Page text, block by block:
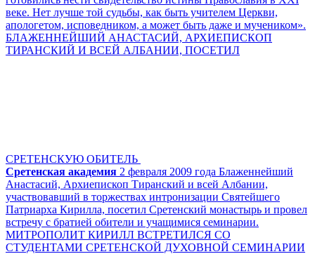
веке. Нет лучше той судьбы, как быть учителем Церкви,
апологетом, исповедником, а может быть даже и мучеником».
БЛАЖЕННЕЙШИЙ АНАСТАСИЙ, АРХИЕПИСКОП
ТИРАНСКИЙ И ВСЕЙ АЛБАНИИ, ПОСЕТИЛ
СРЕТЕНСКУЮ ОБИТЕЛЬ
Сретенская академия 2 февраля 2009 года Блаженнейший
Анастасий, Архиепископ Тиранский и всей Албании,
участвовавший в торжествах интронизации Святейшего
Патриарха Кирилла, посетил Сретенский монастырь и провел
встречу с братией обители и учащимися семинарии.
МИТРОПОЛИТ КИРИЛЛ ВСТРЕТИЛСЯ СО
СТУДЕНТАМИ СРЕТЕНСКОЙ ДУХОВНОЙ СЕМИНАРИИ